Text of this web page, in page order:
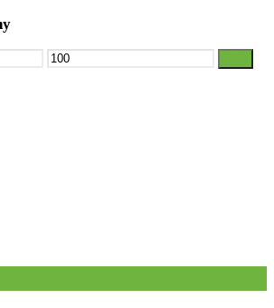
Maximální
cena